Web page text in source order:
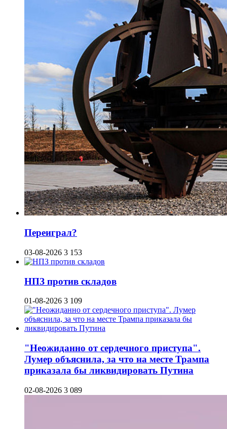
Переиграл?
03-08-2026 3 153
НПЗ против складов
01-08-2026 3 109
"Неожиданно от сердечного приступа".
Лумер объяснила, за что на месте Трампа
приказала бы ликвидировать Путина
02-08-2026 3 089